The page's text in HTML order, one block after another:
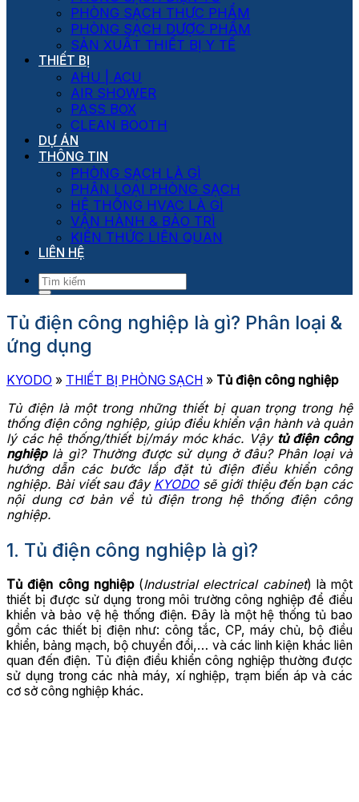
PHÒNG SẠCH THỰC PHẨM
PHÒNG SẠCH DƯỢC PHẨM
SẢN XUẤT THIẾT BỊ Y TẾ
THIẾT BỊ
AHU | ACU
AIR SHOWER
PASS BOX
CLEAN BOOTH
DỰ ÁN
THÔNG TIN
PHÒNG SẠCH LÀ GÌ
PHÂN LOẠI PHÒNG SẠCH
HỆ THỐNG HVAC LÀ GÌ
VẬN HÀNH & BẢO TRÌ
KIẾN THỨC LIÊN QUAN
LIÊN HỆ
Tủ điện công nghiệp là gì? Phân loại &
ứng dụng
KYODO » THIẾT BỊ PHÒNG SẠCH » Tủ điện công nghiệp
Tủ điện là một trong những thiết bị quan trọng trong hệ
thống điện công nghiệp, giúp điều khiển vận hành và quản
lý các hệ thống/thiết bị/máy móc khác. Vậy tủ điện công
nghiệplà gì? Thường được sử dụng ở đâu? Phân loại và
hướng dẫn các bước lắp đặt tủ điện điều khiển công
nghiệp. Bài viết sau đây KYODOsẽ giới thiệu đến bạn các
nội dung cơ bản về tủ điện trong hệ thống điện công
nghiệp.
1. Tủ điện công nghiệp là gì?
Tủ điện công nghiệp(Industrial electrical cabinet) là một
thiết bị được sử dụng trong môi trường công nghiệp để điều
khiển và bảo vệ hệ thống điện. Đây là một hệ thống tủ bao
gồm các thiết bị điện như: công tắc, CP, máy chủ, bộ điều
khiển, bảng mạch, bộ chuyển đổi,… và các linh kiện khác liên
quan đến điện. Tủ điện điều khiển công nghiệp thường được
sử dụng trong các nhà máy, xí nghiệp, trạm biến áp và các
cơ sở công nghiệp khác.